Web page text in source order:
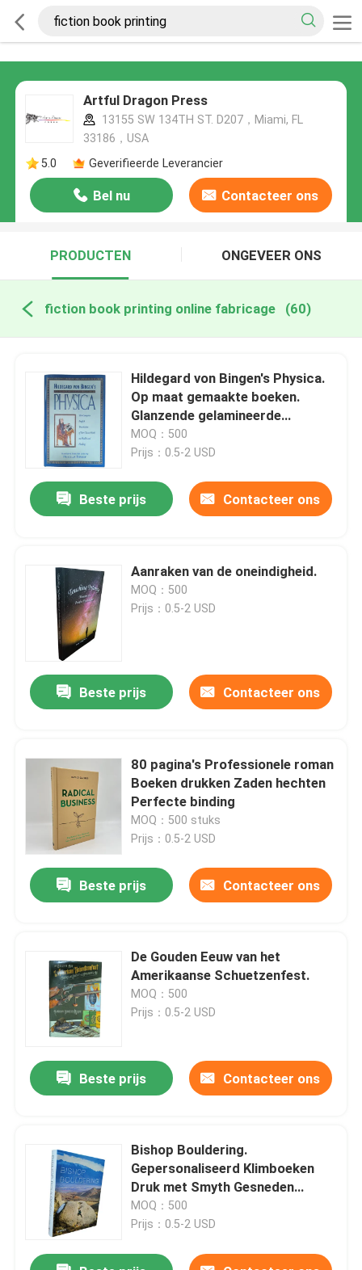
Artful Dragon Press
13155 SW 134TH ST. D207，Miami, FL
33186，USA
5.0
Geverifieerde Leverancier
Bel nu Contacteer ons
PRODUCTEN ONGEVEER ONS
fiction book printing online fabricage (60)
Hildegard von Bingen's Physica.
Op maat gemaakte boeken.
Glanzende gelamineerde
hardcover uitgaven.
MOQ：500
Prijs：0.5-2 USD
Beste prijs Contacteer ons
Aanraken van de oneindigheid.
MOQ：500
Prijs：0.5-2 USD
Beste prijs Contacteer ons
80 pagina's Professionele roman
Boeken drukken Zaden hechten
Perfecte binding
MOQ：500 stuks
Prijs：0.5-2 USD
Beste prijs Contacteer ons
De Gouden Eeuw van het
Amerikaanse Schuetzenfest.
MOQ：500
Prijs：0.5-2 USD
Beste prijs Contacteer ons
Bishop Bouldering.
Gepersonaliseerd Klimboeken
Druk met Smyth Gesneden
Softcover Glossy Art Paper
MOQ：500
Prijs：0.5-2 USD